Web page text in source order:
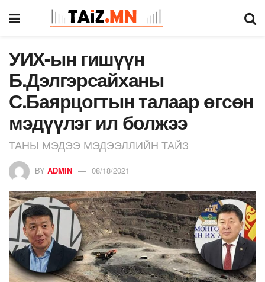
УИХ-ын гишүүн
Б.Дэлгэрсайханы
С.Баярцогтын талаар өгсөн
мэдүүлэг ил болжээ
ТАНЫ МЭДЭЭ МЭДЭЭЛЛИЙН ТАЙЗ
BY ADMIN 08/18/2021